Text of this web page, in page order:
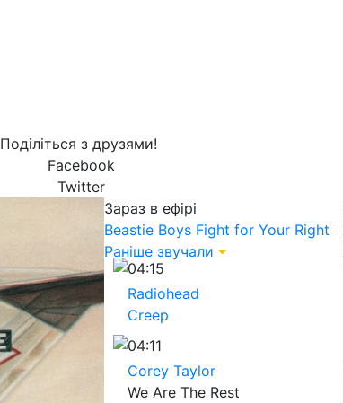
Поділіться з друзями!
Facebook
Twitter
Зараз в ефірі
Beastie Boys Fight for Your Right
Раніше звучали
04:15
Radiohead
Creep
04:11
Corey Taylor
We Are The Rest